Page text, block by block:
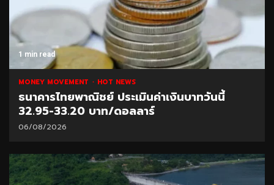
1 min read
MONEY MOVEMENT HOT NEWS
ธนาคารไทยพาณิชย์ ประเมินค่าเงินบาทวันนี้
32.95-33.20 บาท/ดอลลาร์
06/08/2026